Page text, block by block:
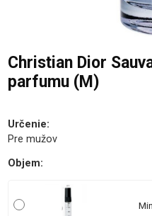
Christian Dior
parfumu (M)
Určenie:
Pre mužov
Objem: